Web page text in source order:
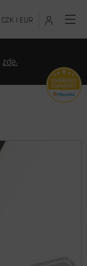
CZK| EUR
zde.